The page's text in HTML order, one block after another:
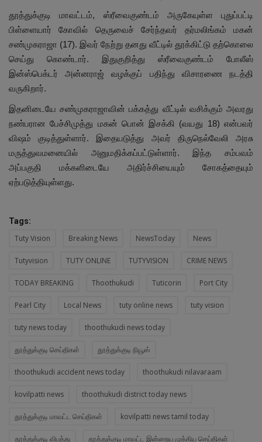
தூத்துக்குடி மாவட்டம், ஸ்ரீவைகுண்டம் அருகேயுள்ள புதுப்பட்டி
பிள்ளையார் கோவில் தெருவைச் சேர்ந்தவர் தர்மலிங்கம் மகன்
சண்முகராஜா (17). இவர் நேற்று தனது வீட்டில் தூக்கிட்டு தற்கொலை
செய்து கொண்டார். இதுகுறித்து ஸ்ரீவைகுண்டம் போலீஸ்
இன்ஸ்பெக்டர் அன்னராஜ் வழக்குப் பதிந்து விசாரணை நடத்தி
வருகிறார்.
இதனிடையே சண்முகராஜாவின் பக்கத்து வீட்டில் வசிக்கும் அவரது
நண்பரான பேச்சிமுத்து மகன் பொன் இசக்கி (வயது 18) என்பவர்
விஷம் குடித்துள்ளார். இதையடுத்து அவர் திருநெல்வேலி அரசு
மருத்துவமனையில் அனுமதிக்கப்பட்டுள்ளார். இந்த சம்பவம்
அப்பகுதி மக்களிடையே அதிர்ச்சியையும் சோகத்தையும்
ஏற்படுத்தியுள்ளது.
Tags:
Tuty Vision Breaking News NewsToday News
Tutyvision TUTY ONLINE TUTYVISION CRIME NEWS
TODAY BREAKING Thoothukudi Tuticorin Port City
Pearl City Local News tuty online news tuty vision
tuty news today thoothukudi news today
தூத்துக்குடி செய்திகள் தூத்துக்குடி நியூஸ்
thoothukudi accident news today thoothukudi nilavaraam
kovilpatti news thoothukudi district today news
தூத்துக்குடி மாவட்ட செய்திகள் kovilpatti news tamil today
தூத்துக்குடி விபத்து தூத்துக்குடி மாவட்ட இன்றைய முக்கிய செய்திகள்